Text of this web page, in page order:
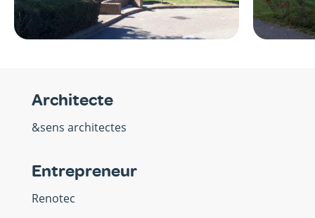
Architecte
&sens architectes
Entrepreneur
Renotec